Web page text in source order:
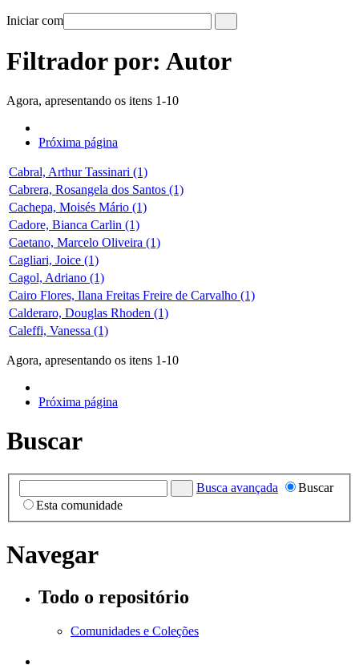
Iniciar com
Filtrador por: Autor
Agora, apresentando os itens 1-10
Próxima página
Cabral, Arthur Tassinari (1)
Cabrera, Rosangela dos Santos (1)
Cachepa, Moisés Mário (1)
Cadore, Bianca Carlin (1)
Caetano, Marcelo Oliveira (1)
Cagliari, Joice (1)
Cagol, Adriano (1)
Cairo Flores, Ilana Freitas Freire de Carvalho (1)
Calderaro, Douglas Rhoden (1)
Caleffi, Vanessa (1)
Agora, apresentando os itens 1-10
Próxima página
Buscar
Busca avançada
Buscar
Esta comunidade
Navegar
Todo o repositório
Comunidades e Coleções